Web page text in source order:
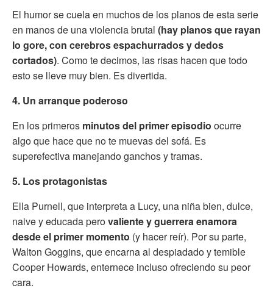
El humor se cuela en muchos de los planos de esta serie
en manos de una violencia brutal (hay planos que rayan
lo gore, con cerebros espachurrados y dedos
cortados). Como te decimos, las risas hacen que todo
esto se lleve muy bien. Es divertida.
4. Un arranque poderoso
En los primeros minutos del primer episodio ocurre
algo que hace que no te muevas del sofá. Es
superefectiva manejando ganchos y tramas.
5. Los protagonistas
Ella Purnell, que interpreta a Lucy, una niña bien, dulce,
naive y educada perovaliente y guerrera enamora
desde el primer momento (y hacer reír). Por su parte,
Walton Goggins, que encarna al despiadado y temible
Cooper Howards, enternece incluso ofreciendo su peor
cara.